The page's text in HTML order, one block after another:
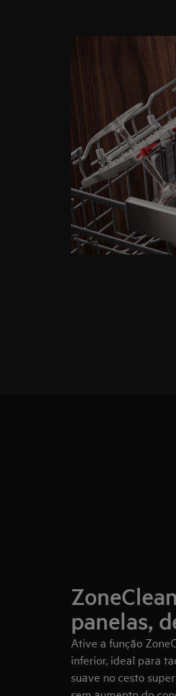
panelas,
Ative a função
inferior, ideal para
suave no cesto